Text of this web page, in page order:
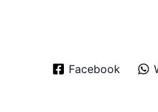
Facebook